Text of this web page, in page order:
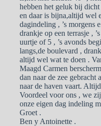
hebben het geluk bij
en daar is bijna,altijd wel
dagindeling , ’s morgens
drankje op een terrasje ,
uurtje of 5 , ’s avonds
langs,de boulevard ,
altijd wel wat te doen .
Maagd Carmen
dan naar de zee gebracht
naar de haven vaart.
Voordeel voor ons , we
onze eigen dag indeling
Groet .
Ben y Antoinette .